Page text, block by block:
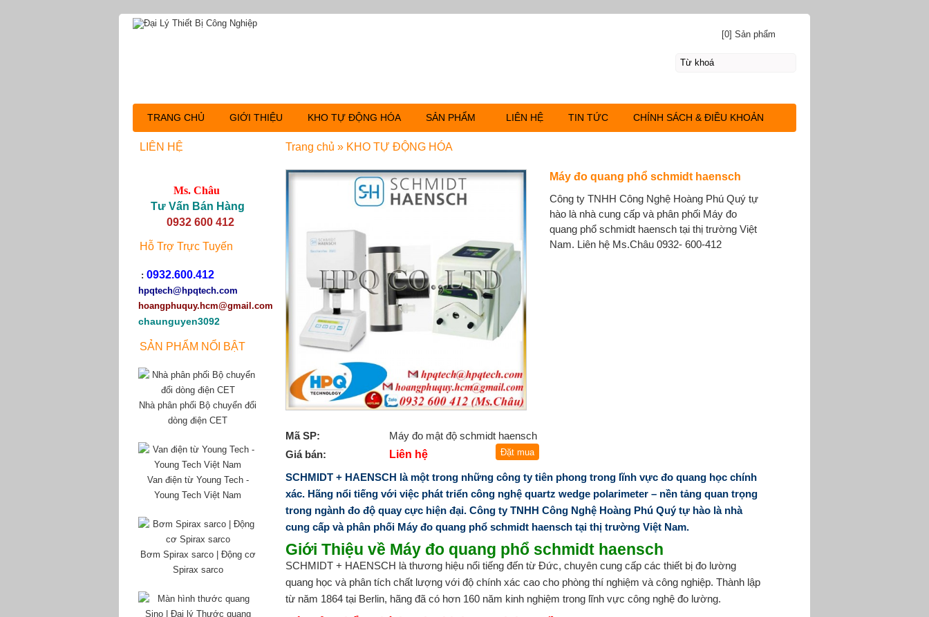
Máy đo quang phổ schmidt haensch
Công ty TNHH Công Nghệ Hoàng Phú Quý tự
hào là nhà cung cấp và phân phối Máy đo
quang phổ schmidt haensch tại thị trường Việt
Nam. Liên hệ Ms.Châu 0932- 600-412
Mã SP:
Máy đo mật độ schmidt haensch
Giá bán:
Liên hệ
SCHMIDT + HAENSCH là một trong những công ty tiên phong trong lĩnh vực đo quang học chính
xác. Hãng nổi tiếng với việc phát triển công nghệ quartz wedge polarimeter – nền tảng quan trọng
trong ngành đo độ quay cực hiện đại. Công ty TNHH Công Nghệ Hoàng Phú Quý tự hào là nhà
cung cấp và phân phối Máy đo quang phổ schmidt haensch tại thị trường Việt Nam.
Giới Thiệu về Máy đo quang phổ schmidt haensch
SCHMIDT + HAENSCH là thương hiệu nổi tiếng đến từ Đức, chuyên cung cấp các thiết bị đo lường
quang học và phân tích chất lượng với độ chính xác cao cho phòng thí nghiệm và công nghiệp. Thành lập
từ năm 1864 tại Berlin, hãng đã có hơn 160 năm kinh nghiệm trong lĩnh vực công nghệ đo lường.
Trang chủ » KHO TỰ ĐỘNG HÓA
LIÊN HỆ
Ms. Châu
Tư Vấn Bán Hàng
0932 600 412
Hỗ Trợ Trực Tuyến
: 0932.600.412
hpqtech@hpqtech.com
hoangphuquy.hcm@gmail.com
chaunguyen3092
SẢN PHẨM NỔI BẬT
Nhà phân phối Bộ chuyển đổi
dòng điện CET
Van điện từ Young Tech -
Young Tech Việt Nam
Bơm Spirax sarco | Động cơ
Spirax sarco
[0] Sản phẩm
TRANG CHỦ GIỚI THIỆU KHO TỰ ĐỘNG HÓA SẢN PHẨM LIÊN HỆ TIN TỨC CHÍNH SÁCH & ĐIỀU KHOẢN